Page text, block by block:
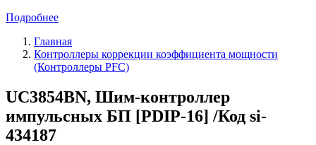
Подробнее
Главная
Контроллеры коррекции коэффициента мощности
(Контроллеры PFC)
UC3854BN, Шим-контроллер
импульсных БП [PDIP-16] /Код si-
434187